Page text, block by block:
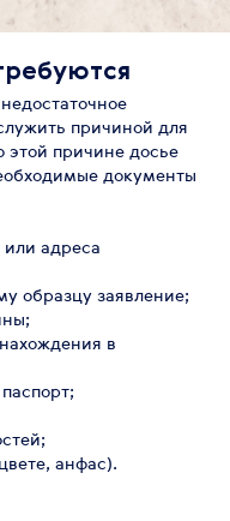
причиной для
этой причине досье
документы
адреса
образцу заявление;
в
анфас).